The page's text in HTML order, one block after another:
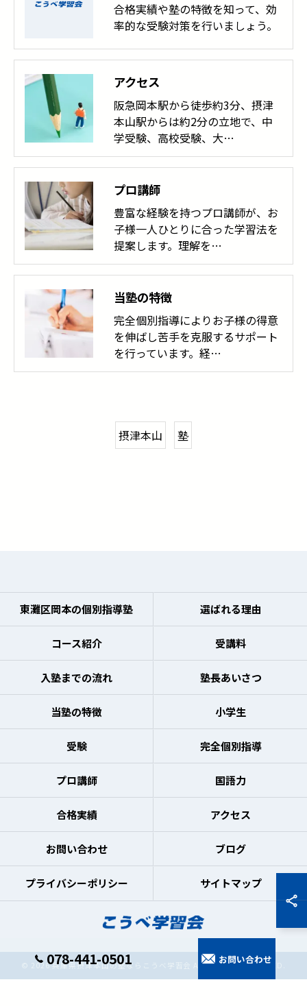
合格実績や塾の特徴を知って、効
率的な受験対策を行いましょう。
アクセス
阪急岡本駅から徒歩約3分、摂津
本山駅からは約2分の立地で、中
学受験、高校受験、大…
プロ講師
豊富な経験を持つプロ講師が、お
子様一人ひとりに合った学習法を
提案します。理解を…
当塾の特徴
完全個別指導によりお子様の得意
を伸ばし苦手を克服するサポート
を行っています。経…
摂津本山 塾
078-441-0501 お問い合わせ
東灘区岡本の個別指導塾 選ばれる理由
コース紹介 受講料
入塾までの流れ 塾長あいさつ
当塾の特徴 小学生
受験 完全個別指導
プロ講師 国語力
合格実績 アクセス
お問い合わせ ブログ
プライバシーポリシー サイトマップ
© 2026 兵庫県摂津本山の塾ならこうべ学習会 ALL RIGHTS RESERVED.